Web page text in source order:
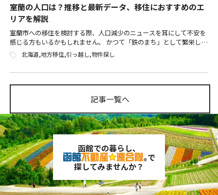
室蘭の人口は？推移と最新データ、移住におすすめのエ
リアを解説
室蘭市への移住を検討する際、人口減少のニュースを耳にして不安を
感じる方もいるかもしれません。 かつて「鉄のまち」として繁栄した
室蘭ですが、2025年には約7.3万人まで人口が減少しており、街の在り
方が変わりつつあります。 […]
北海道,地方移住,引っ越し,物件探し
記事一覧へ
函館での暮らし、
で
探してみませんか？